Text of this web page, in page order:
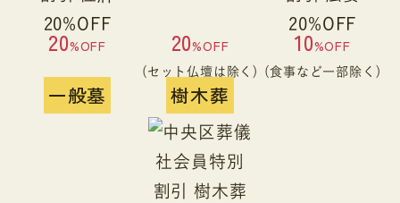
20%OFF 20%OFF
(セット仏壇は除く)
10%OFF
(食事など一部除く)
一般墓 樹木葬